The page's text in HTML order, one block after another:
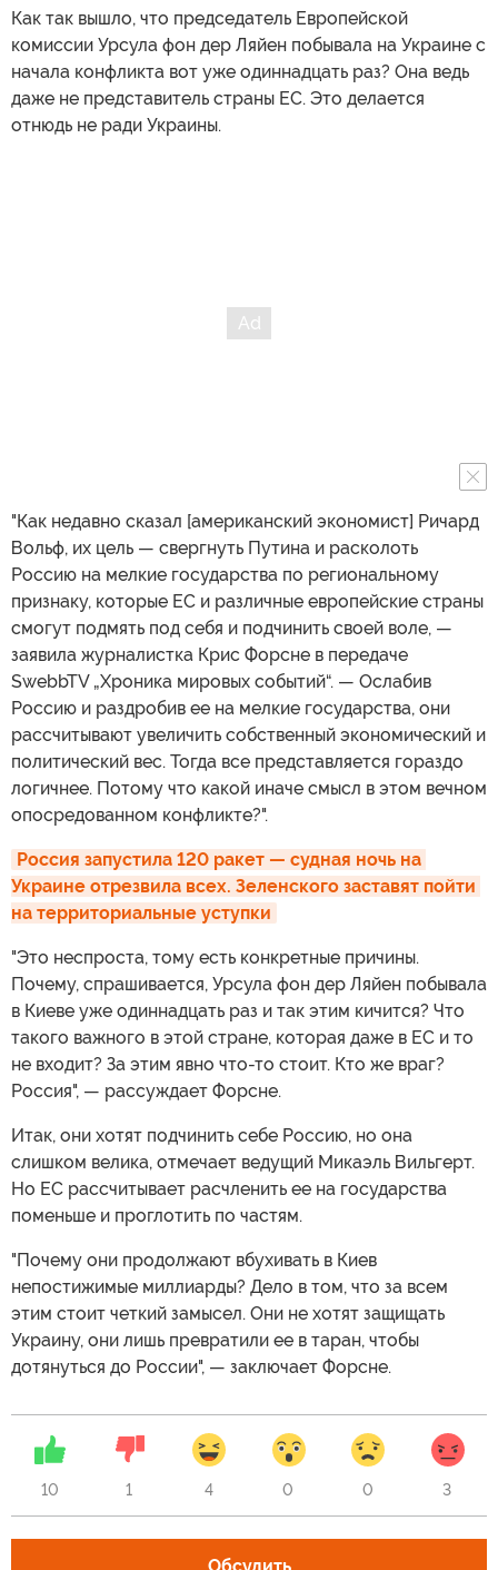
Как так вышло, что председатель Европейской
комиссии Урсула фон дер Ляйен побывала на Украине с
начала конфликта вот уже одиннадцать раз? Она ведь
даже не представитель страны ЕС. Это делается
отнюдь не ради Украины.
"Как недавно сказал [американский экономист] Ричард
Вольф, их цель — свергнуть Путина и расколоть
Россию на мелкие государства по региональному
признаку, которые ЕС и различные европейские страны
смогут подмять под себя и подчинить своей воле, —
заявила журналистка Крис Форсне в передаче
SwebbTV „Хроника мировых событий“. — Ослабив
Россию и раздробив ее на мелкие государства, они
рассчитывают увеличить собственный экономический и
политический вес. Тогда все представляется гораздо
логичнее. Потому что какой иначе смысл в этом вечном
опосредованном конфликте?".
Россия запустила 120 ракет — судная ночь на
Украине отрезвила всех. Зеленского заставят пойти
на территориальные уступки
"Это неспроста, тому есть конкретные причины.
Почему, спрашивается, Урсула фон дер Ляйен побывала
в Киеве уже одиннадцать раз и так этим кичится? Что
такого важного в этой стране, которая даже в ЕС и то
не входит? За этим явно что-то стоит. Кто же враг?
Россия", — рассуждает Форсне.
Итак, они хотят подчинить себе Россию, но она
слишком велика, отмечает ведущий Микаэль Вильгерт.
Но ЕС рассчитывает расчленить ее на государства
поменьше и проглотить по частям.
"Почему они продолжают вбухивать в Киев
непостижимые миллиарды? Дело в том, что за всем
этим стоит четкий замысел. Они не хотят защищать
Украину, они лишь превратили ее в таран, чтобы
дотянуться до России", — заключает Форсне.
10 1 4 0 0 3